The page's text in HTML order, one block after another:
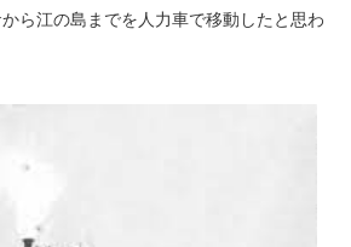
ら江の島までを人力車で移動したと思わ